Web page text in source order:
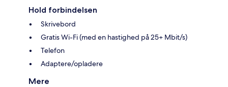
Hold forbindelsen
Skrivebord
Gratis Wi-Fi (med en hastighed på 25+ Mbit/s)
Telefon
Adaptere/opladere
Mere